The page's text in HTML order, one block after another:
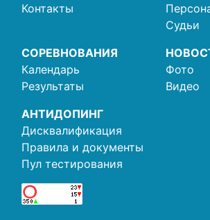
Контакты
Судьи
СОРЕВНОВАНИЯ
Календарь
Результаты
Фото
Видео
АНТИДОПИНГ
Дисквалификация
Правила и документы
Пул тестирования